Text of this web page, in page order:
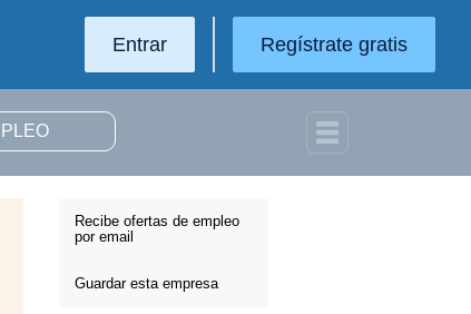
Entrar Regístrate gratis
Recibe ofertas de empleo
por email
Guardar esta empresa